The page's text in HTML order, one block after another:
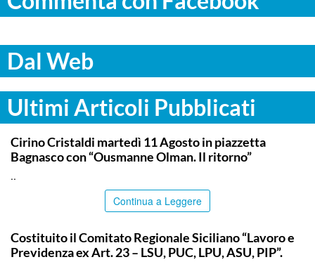
Dal Web
Ultimi Articoli Pubblicati
COMMUNITY
Cirino Cristaldi martedì 11 Agosto in piazzetta
Bagnasco con “Ousmanne Olman. Il ritorno”
..
Continua a Leggere
Costituito il Comitato Regionale Siciliano “Lavoro e
Previdenza ex Art. 23 – LSU, PUC, LPU, ASU, PIP”.